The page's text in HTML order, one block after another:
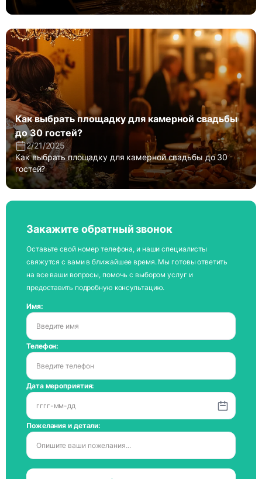
Как выбрать площадку для камерной свадьбы
до 30 гостей?
2/21/2025
Как выбрать площадку для камерной свадьбы до 30
гостей?
Закажите обратный звонок
Оставьте свой номер телефона, и наши специалисты
свяжутся с вами в ближайшее время. Мы готовы ответить
на все ваши вопросы, помочь с выбором услуг и
предоставить подробную консультацию.
Имя:
Телефон:
Дата мероприятия:
Пожелания и детали: